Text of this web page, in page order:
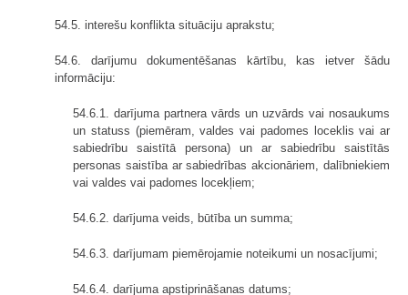
54.5. interešu konflikta situāciju aprakstu;
54.6. darījumu dokumentēšanas kārtību, kas ietver šādu
informāciju:
54.6.1. darījuma partnera vārds un uzvārds vai nosaukums
un statuss (piemēram, valdes vai padomes loceklis vai ar
sabiedrību saistītā persona) un ar sabiedrību saistītās
personas saistība ar sabiedrības akcionāriem, dalībniekiem
vai valdes vai padomes locekļiem;
54.6.2. darījuma veids, būtība un summa;
54.6.3. darījumam piemērojamie noteikumi un nosacījumi;
54.6.4. darījuma apstiprināšanas datums;